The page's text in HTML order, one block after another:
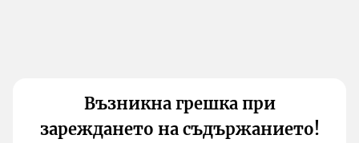
Възникна грешка при
зареждането на съдържанието!